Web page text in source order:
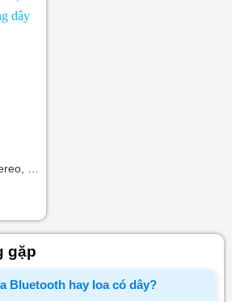
hỗ
dây
gặp
Bluetooth hay loa có dây?